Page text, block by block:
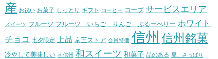
産 お祝い お菓子 しっとり ギフト コーヒー コープ サービスエリア
スイーツ フルーツ フルーツ いちご りんご ぶるーべりー ホワイト
チョコ 七夕限定 上品 京王ストア 会員特価 信州 信州銘菓
冷やして美味しい 南信州 和スイーツ 和菓子 品のある 夏、さっぱり